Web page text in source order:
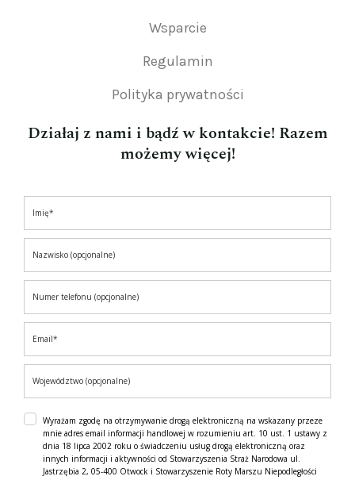
Wsparcie
Regulamin
Polityka prywatności
Działaj z nami i bądź w kontakcie! Razem
możemy więcej!
Wyrażam zgodę na otrzymywanie drogą elektroniczną na wskazany przeze
mnie adres email informacji handlowej w rozumieniu art. 10 ust. 1 ustawy z
dnia 18 lipca 2002 roku o świadczeniu usług drogą elektroniczną oraz
innych informacji i aktywności od Stowarzyszenia Straż Narodowa ul.
Jastrzębia 2, 05-400 Otwock i Stowarzyszenie Roty Marszu Niepodległości